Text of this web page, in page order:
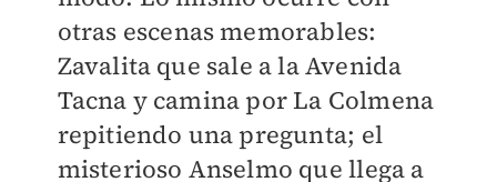
otras escenas memorables:
Zavalita que sale a la Avenida
Tacna y camina por La Colmena
repitiendo una pregunta; el
misterioso Anselmo que llega a